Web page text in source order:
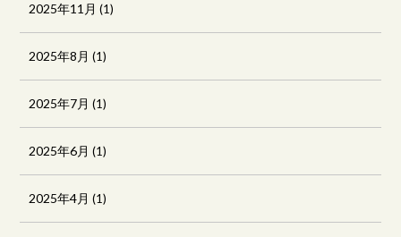
2025年11月 (1)
2025年8月 (1)
2025年7月 (1)
2025年6月 (1)
2025年4月 (1)